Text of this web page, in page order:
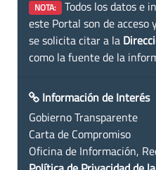
NOTA: Todos los datos e
este Portal son de acceso
se solicita citar a la
como la fuente de la
Información de Interés
Gobierno Transparente
Carta de Compromiso
Oficina de Información,